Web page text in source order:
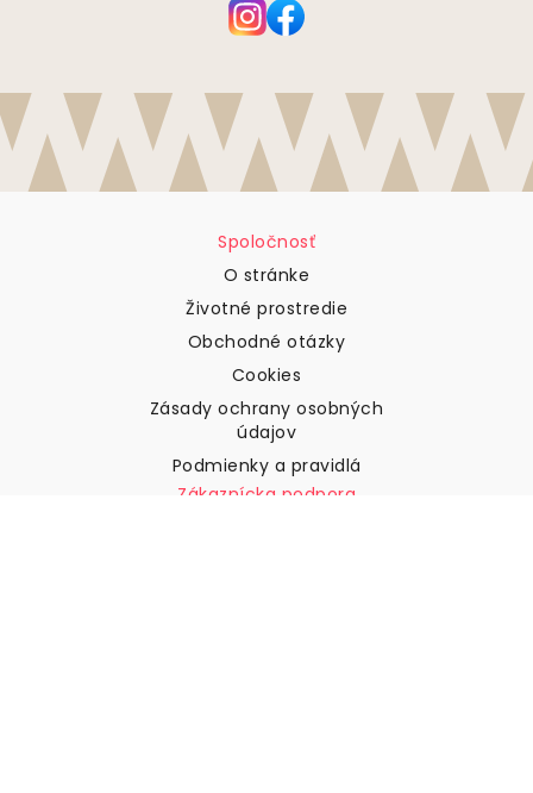
Spoločnosť
O stránke
Životné prostredie
Obchodné otázky
Cookies
Zásady ochrany osobných
údajov
Podmienky a pravidlá
Zákaznícka podpora